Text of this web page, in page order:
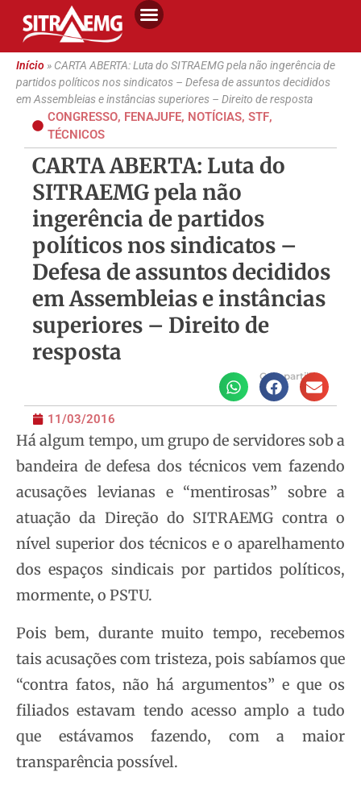
Início» CARTA ABERTA: Luta do SITRAEMG pela não ingerência de
partidos políticos nos sindicatos – Defesa de assuntos decididos
em Assembleias e instâncias superiores – Direito de resposta
CONGRESSO, FENAJUFE, NOTÍCIAS, STF,
TÉCNICOS
CARTA ABERTA: Luta do
SITRAEMG pela não
ingerência de partidos
políticos nos sindicatos –
Defesa de assuntos decididos
em Assembleias e instâncias
superiores – Direito de
resposta
Compartilhe
11/03/2016
Há algum tempo, um grupo de servidores sob a
bandeira de defesa dos técnicos vem fazendo
acusações levianas e “mentirosas” sobre a
atuação da Direção do SITRAEMG contra o
nível superior dos técnicos e o aparelhamento
dos espaços sindicais por partidos políticos,
mormente, o PSTU.
Pois bem, durante muito tempo, recebemos
tais acusações com tristeza, pois sabíamos que
“contra fatos, não há argumentos” e que os
filiados estavam tendo acesso amplo a tudo
que estávamos fazendo, com a maior
transparência possível.